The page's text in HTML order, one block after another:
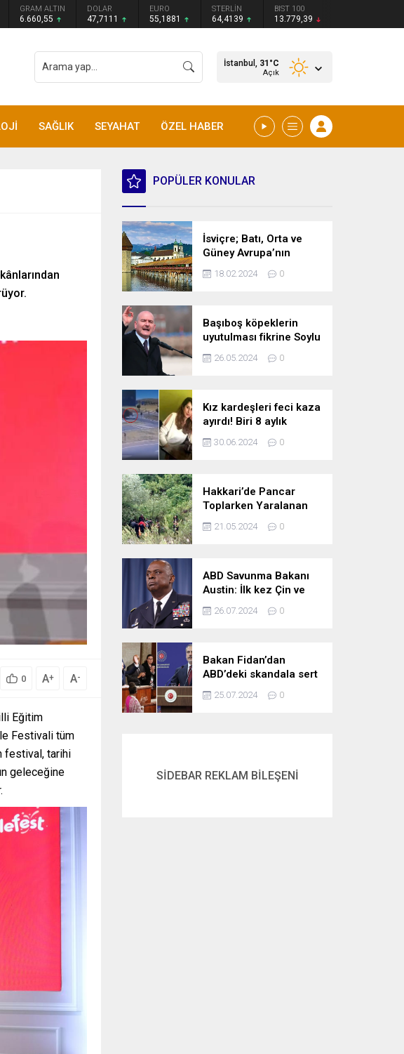
GRAM ALTIN
6.660,55
DOLAR
47,7111
EURO
55,1881
STERLİN
64,4139
BIST 100
13.779,39
İstanbul, 31 °C
Açık
SAĞLIK SEYAHAT ÖZEL HABER
0 A+ A-
Eğitim
Festivali tüm
festival, tarihi
geleceğine
POPÜLER KONULAR
İsviçre; Batı, Orta ve
Güney Avrupa’nın
kesişme noktasında
bulunan bir ülke.
18.02.2024 0
Başıboş köpeklerin
uyutulması fikrine Soylu
da karşı çıktı: Gönlüm
razı değil
26.05.2024 0
Kız kardeşleri feci kaza
ayırdı! Biri 8 aylık
hamile iki kız kardeş
hayatını kaybetti
30.06.2024 0
Hakkari’de Pancar
Toplarken Yaralanan
Kadın İçin Kurtarma
Çalışmaları
21.05.2024 0
ABD Savunma Bakanı
Austin: İlk kez Çin ve
Rusya uçaklarının
birlikte uçtuğunu
26.07.2024 0
Bakan Fidan’dan
ABD’deki skandala sert
tepki: Netanyahu’yu
alkışlayanlar eli kanlı
25.07.2024 0
SİDEBAR REKLAM BİLEŞENİ